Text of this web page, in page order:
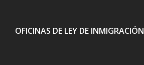
OFICINAS DE LEY DE INMIGRACIÓN